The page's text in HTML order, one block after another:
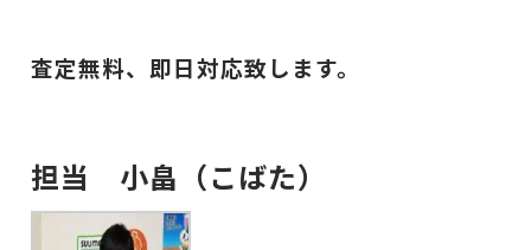
査定無料、即日対応致します。
担当 小畠（こばた）